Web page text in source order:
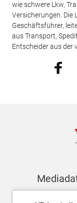
wie schwere Lkw,
Versicherungen. Die
Geschäftsführer,
aus Transport,
Entscheider aus der